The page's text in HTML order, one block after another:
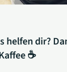
helfen dir?
☕